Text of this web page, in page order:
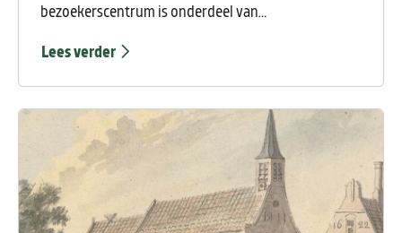
bezoekerscentrum is onderdeel van
duingebied, vlakbij het centrum van Schoorl. Hier
start je wandel- of fietstocht door het
indrukwekkende duingebied, krijg je tips op maat én
kun je alles vinden voor een geslaagde dag buiten.
Kies een route die bij je past, haal een kaartje of sluit
aan bij een excursie. Ook voor kinderen zijn er volop
leuke activiteiten te beleven.
Lees verder